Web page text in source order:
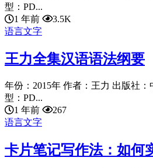
型：PD...
1 年前
3.5K
语言文字
王力全集汉语语法纲要
年份：2015年 作者：王力 出版社：
型：PD...
1 年前
267
语言文字
卡片笔记写作法：如何